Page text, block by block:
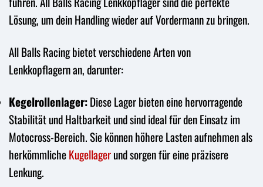
Lösung, um dein Handling wieder auf Vordermann zu bringen.
All Balls Racing bietet verschiedene Arten von
Lenkkopflagern an, darunter:
Kegelrollenlager:Diese Lager bieten eine hervorragende
Stabilität und Haltbarkeit und sind ideal für den Einsatz im
Motocross-Bereich. Sie können höhere Lasten aufnehmen als
herkömmlicheKugellagerund sorgen für eine präzisere
Lenkung.